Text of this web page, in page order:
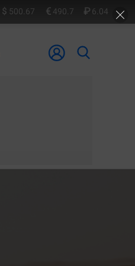
500.67 490.7 6.04